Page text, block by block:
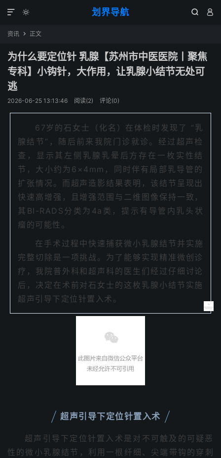
划界导航
  

资讯  正文
为什么要定位针 乳腺【苏州市中医医院丨聚焦
专科】小钩针，大作用，让乳腺小结节无处可
逃
2026-06-25 13:13:46 阅读(2) 评论(0)
67岁的石女士（化名）在体检时发现了 “乳
腺结节”，随后前来我院门诊就诊。经过超声检
查，显示其左侧乳腺乳晕后方存在一枚实性结
节，大小约为6×4mm，同时伴有局部乳导管的
扩张情况。而超声造影结果表明，该结节呈现出
快速高增强，且增强范围与二维图像保持一致，
其BI-RADS分类为4a类，提示有导管内乳头状
瘤的可能性。
在手术过程中快速捕获微小乳腺结节并实施
完整切除是一项挑战。为了能够实现精准微创诊
疗，我院普外科和超声科的医生们经过仔细讨论
后，决定在术前对石女士的这枚乳腺小结节实施
超声引导下定位针置入术。
超声引导下定位针置入术
超声引导下定位针置入术是对不可触及的可疑恶
性的微小乳腺结节，利用一根纤细、尖端带钩的穿刺